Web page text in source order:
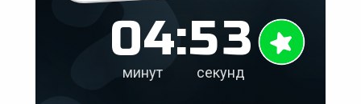
04
минут
:53
секунд